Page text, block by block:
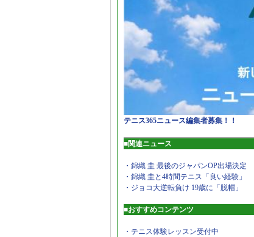
テニス365ニュース編集者募集！！
■関連ニュース
・錦織 圭 最後のジャパンOP出場決定
・錦織 圭と4時間テニス「良い経験」
・ジョコ大逆転負け 19歳に「脱帽」
■おすすめコンテンツ
・テニス体験レッスン受付中